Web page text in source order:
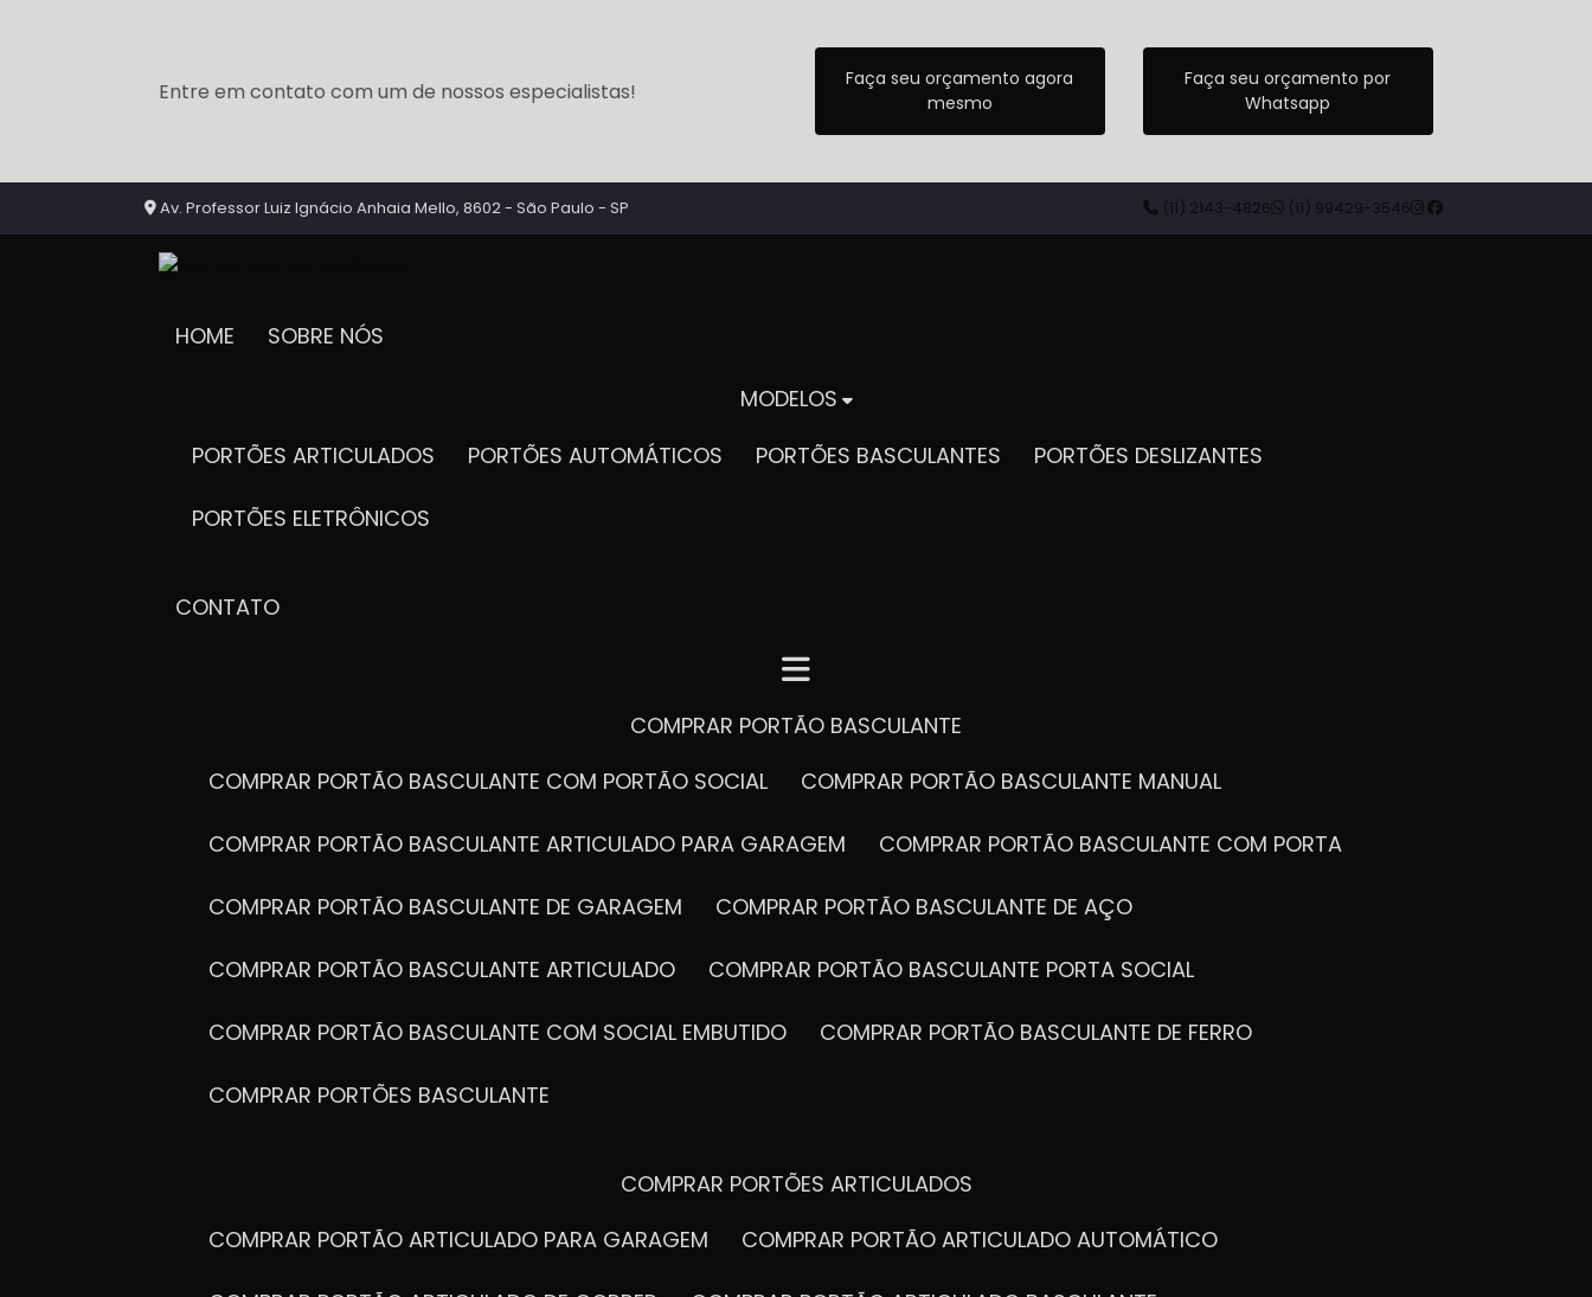
Entre em contato com um de nossos especialistas!
Faça seu orçamento agora
mesmo
Faça seu orçamento por
Whatsapp
Av. Professor Luiz Ignácio Anhaia Mello, 8602 - São Paulo - SP (11) 2143-4826 (11) 99429-3546
HOME SOBRE NÓS
MODELOS
PORTÕES ARTICULADOS
PORTÕES AUTOMÁTICOS PORTÕES BASCULANTES PORTÕES DESLIZANTES
PORTÕES ELETRÔNICOS
CONTATO
COMPRAR PORTÃO BASCULANTE
COMPRAR PORTÃO BASCULANTE COM PORTÃO SOCIAL
COMPRAR PORTÃO BASCULANTE MANUAL
COMPRAR PORTÃO BASCULANTE ARTICULADO PARA GARAGEM COMPRAR PORTÃO BASCULANTE COM PORTA
COMPRAR PORTÃO BASCULANTE DE GARAGEM COMPRAR PORTÃO BASCULANTE DE AÇO
COMPRAR PORTÃO BASCULANTE ARTICULADO COMPRAR PORTÃO BASCULANTE PORTA SOCIAL
COMPRAR PORTÃO BASCULANTE COM SOCIAL EMBUTIDO COMPRAR PORTÃO BASCULANTE DE FERRO
COMPRAR PORTÕES BASCULANTE
COMPRAR PORTÕES ARTICULADOS
COMPRAR PORTÃO ARTICULADO PARA GARAGEM
COMPRAR PORTÃO ARTICULADO AUTOMÁTICO